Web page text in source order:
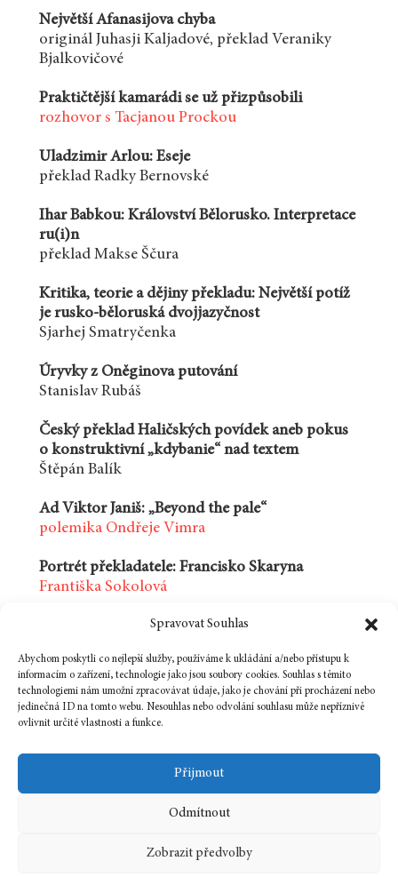
Spravovat Souhlas
Abychom poskytli co nejlepší služby, používáme k ukládání a/nebo přístupu k
informacím o zařízení, technologie jako jsou soubory cookies. Souhlas s těmito
technologiemi nám umožní zpracovávat údaje, jako je chování při procházení nebo
jedinečná ID na tomto webu. Nesouhlas nebo odvolání souhlasu může nepříznivě
ovlivnit určité vlastnosti a funkce.
Přijmout
Odmítnout
Zobrazit předvolby
Největší Afanasijova chyba
originál Juhasji Kaljadové, překlad Veraniky
Bjalkovičové
Praktičtější kamarádi se už přizpůsobili
rozhovor s Tacjanou Prockou
Uladzimir Arlou: Eseje
překlad Radky Bernovské
Ihar Babkou: Království Bělorusko. Interpretace
ru(i)n
překlad Makse Ščura
Kritika, teorie a dějiny překladu: Největší potíž
je rusko-běloruská dvojjazyčnost
Sjarhej Smatryčenka
Úryvky z Oněginova putování
Stanislav Rubáš
Český překlad Haličských povídek aneb pokus
o konstruktivní „kdybanie“ nad textem
Štěpán Balík
Ad Viktor Janiš: „Beyond the pale“
polemika Ondřeje Vimra
Portrét překladatele: Francisko Skaryna
Františka Sokolová
Minulý měsíc: Březnové deníky
Valvody
Bibliografie k tématu